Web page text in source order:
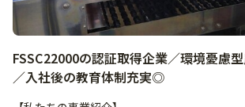
FSSC22000の認証取得企業／環境憂慮
／入社後の教育体制充実◎